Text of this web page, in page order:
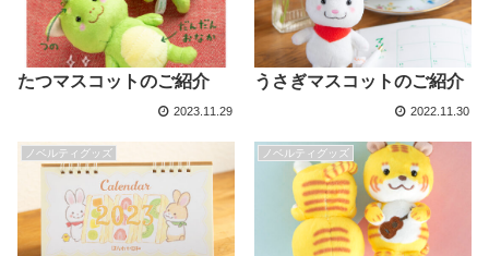
たつマスコットのご紹介
2023.11.29
うさぎマスコットのご紹介
2022.11.30
ノベルティグッズ ノベルティグッズ